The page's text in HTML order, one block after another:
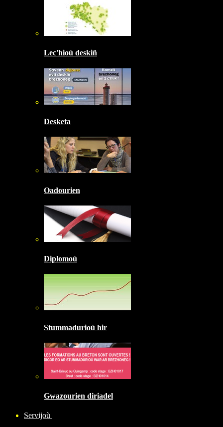
Lec'hioù deskiñ
Desketa
Oadourien
Diplomoù
Stummadurioù hir
Gwazourien diriadel
Servijoù